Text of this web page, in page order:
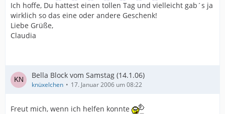
Ich hoffe, Du hattest einen tollen Tag und vielleicht gab´s ja
wirklich so das eine oder andere Geschenk!
Liebe Grüße,
Claudia
Bella Block vom Samstag (14.1.06)
knüxelchen 17. Januar 2006 um 08:22
Freut mich, wenn ich helfen konnte